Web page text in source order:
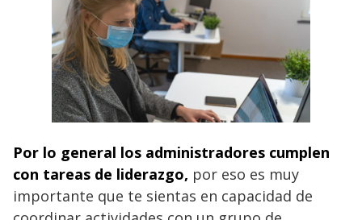
Por lo general los administradores cumplen
con tareas de liderazgo, por eso es muy
importante que te sientas en capacidad de